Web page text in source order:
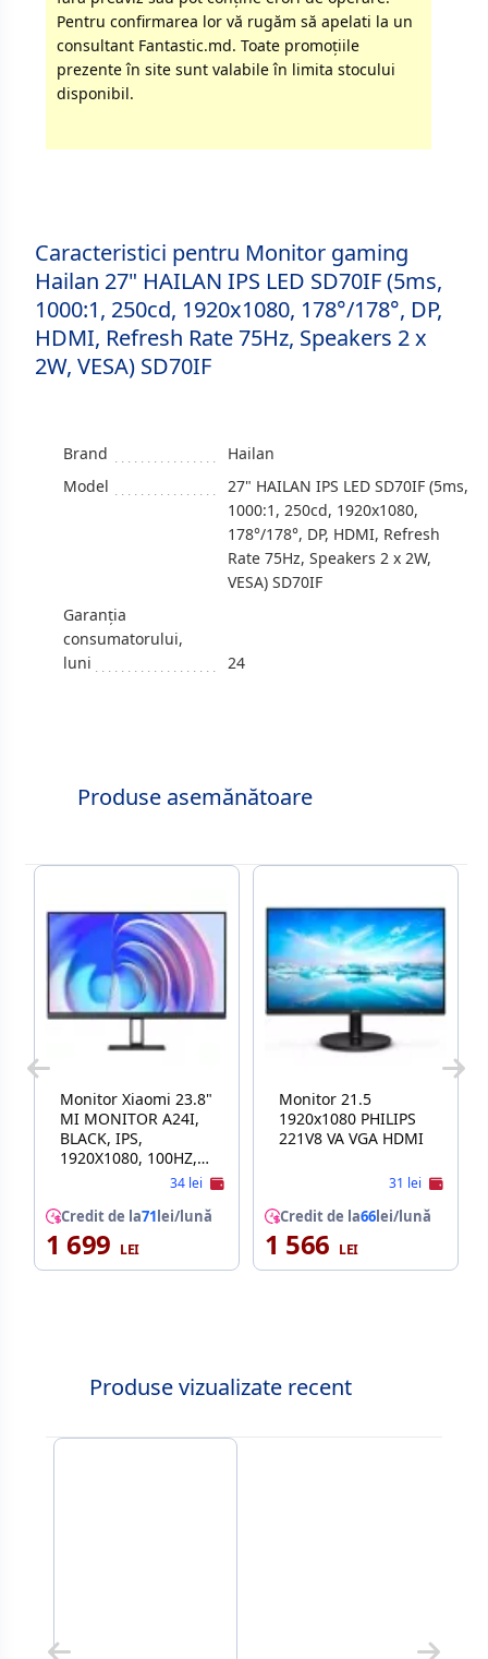
Pentru confirmarea lor vă rugăm să apelati la un
consultant Fantastic.md. Toate promoţiile
prezente în site sunt valabile în limita stocului
disponibil.
Caracteristici pentru Monitor gaming
Hailan 27" HAILAN IPS LED SD70IF (5ms,
1000:1, 250cd, 1920x1080, 178°/178°, DP,
HDMI, Refresh Rate 75Hz, Speakers 2 x
2W, VESA) SD70IF
Brand
Hailan
Model
27" HAILAN IPS LED SD70IF (5ms,
1000:1, 250cd, 1920x1080,
178°/178°, DP, HDMI, Refresh
Rate 75Hz, Speakers 2 x 2W,
VESA) SD70IF
Garanția
consumatorului,
luni
24
Produse asemănătoare
Monitor Xiaomi 23.8"
MI MONITOR A24I,
BLACK, IPS,
1920X1080, 100HZ,
34 lei
Credit de la71lei/lună
1 699
Monitor 21.5
1920x1080 PHILIPS
221V8 VA VGA HDMI
31 lei
Credit de la66lei/lună
1 566
Produse vizualizate recent